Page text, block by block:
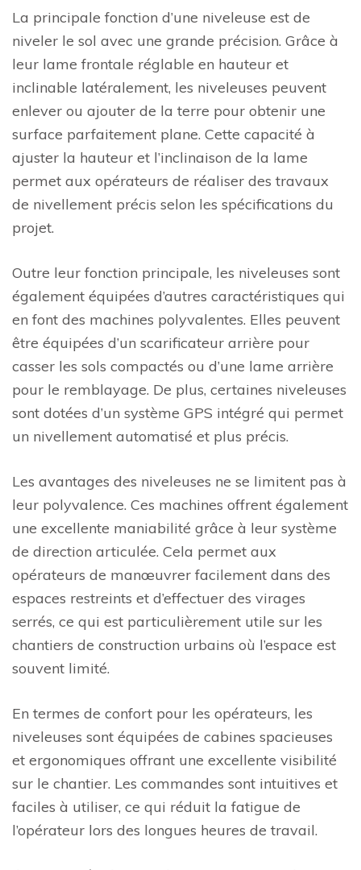
La principale fonction d’une niveleuse est de
niveler le sol avec une grande précision. Grâce à
leur lame frontale réglable en hauteur et
inclinable latéralement, les niveleuses peuvent
enlever ou ajouter de la terre pour obtenir une
surface parfaitement plane. Cette capacité à
ajuster la hauteur et l’inclinaison de la lame
permet aux opérateurs de réaliser des travaux
de nivellement précis selon les spécifications du
projet.
Outre leur fonction principale, les niveleuses sont
également équipées d’autres caractéristiques qui
en font des machines polyvalentes. Elles peuvent
être équipées d’un scarificateur arrière pour
casser les sols compactés ou d’une lame arrière
pour le remblayage. De plus, certaines niveleuses
sont dotées d’un système GPS intégré qui permet
un nivellement automatisé et plus précis.
Les avantages des niveleuses ne se limitent pas à
leur polyvalence. Ces machines offrent également
une excellente maniabilité grâce à leur système
de direction articulée. Cela permet aux
opérateurs de manœuvrer facilement dans des
espaces restreints et d’effectuer des virages
serrés, ce qui est particulièrement utile sur les
chantiers de construction urbains où l’espace est
souvent limité.
En termes de confort pour les opérateurs, les
niveleuses sont équipées de cabines spacieuses
et ergonomiques offrant une excellente visibilité
sur le chantier. Les commandes sont intuitives et
faciles à utiliser, ce qui réduit la fatigue de
l’opérateur lors des longues heures de travail.